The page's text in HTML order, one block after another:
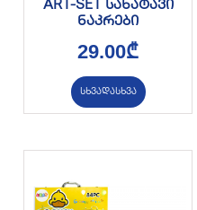
ART-SET სახატავი
ნაკრები
29.00₾
სხვადასხვა